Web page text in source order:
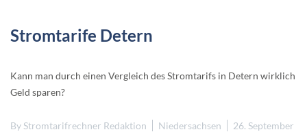
Stromtarife Detern
Kann man durch einen Vergleich des Stromtarifs in Detern wirklich
Geld sparen?
By Stromtarifrechner Redaktion Niedersachsen
26. September